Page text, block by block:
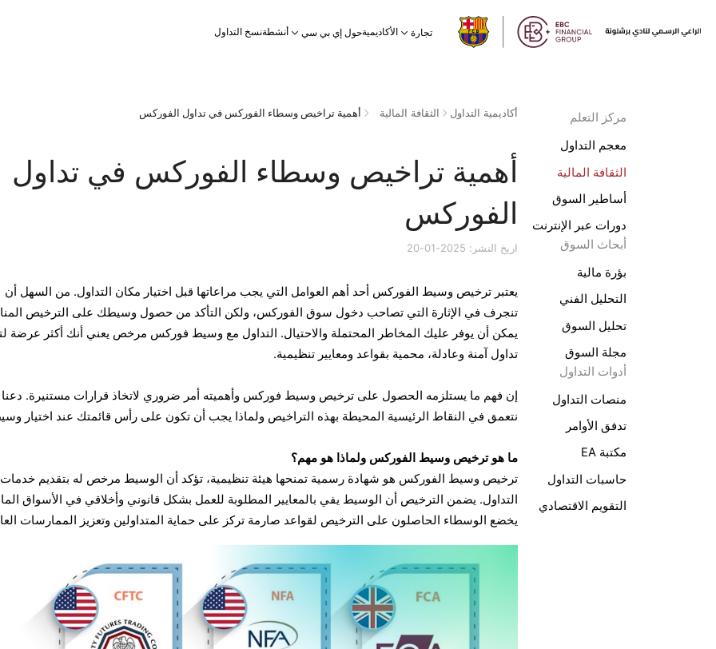
تجارة الأكاديميةحول إي بي سي أنشطةنسخ التداول
مركز التعلم
معجم التداول
الثقافة المالية
أساطير السوق
دورات عبر الإنترنت
أبحاث السوق
بؤرة مالية
التحليل الفني
تحليل السوق
مجلة السوق
أدوات التداول
منصات التداول
تدفق الأوامر
مكتبة EA
حاسبات التداول
التقويم الاقتصادي
أكاديمية التداول الثقافة المالية أهمية تراخيص وسطاء الفوركس في تداول الفوركس
أهمية تراخيص وسطاء الفوركس في تداول
الفوركس
اريخ النشر: 2025-01-20
يعتبر ترخيص وسيط الفوركس أحد أهم العوامل التي يجب مراعاتها قبل اختيار مكان التداول. من السهل أن
تنجرف في الإثارة التي تصاحب دخول سوق الفوركس، ولكن التأكد من حصول وسيطك على الترخيص
يمكن أن يوفر عليك المخاطر المحتملة والاحتيال. التداول مع وسيط فوركس مرخص يعني أنك أكثر عرضة
تداول آمنة وعادلة، محمية بقواعد ومعايير تنظيمية.
إن فهم ما يستلزمه الحصول على ترخيص وسيط فوركس وأهميته أمر ضروري لاتخاذ قرارات مستنيرة. دعنا
نتعمق في النقاط الرئيسية المحيطة بهذه التراخيص ولماذا يجب أن تكون على رأس قائمتك عند اختيار
ما هو ترخيص وسيط الفوركس ولماذا هو مهم؟
ترخيص وسيط الفوركس هو شهادة رسمية تمنحها هيئة تنظيمية، تؤكد أن الوسيط مرخص له بتقديم خدمات
التداول. يضمن الترخيص أن الوسيط يفي بالمعايير المطلوبة للعمل بشكل قانوني وأخلاقي في الأسواق
يخضع الوسطاء الحاصلون على الترخيص لقواعد صارمة تركز على حماية المتداولين وتعزيز الممارسات